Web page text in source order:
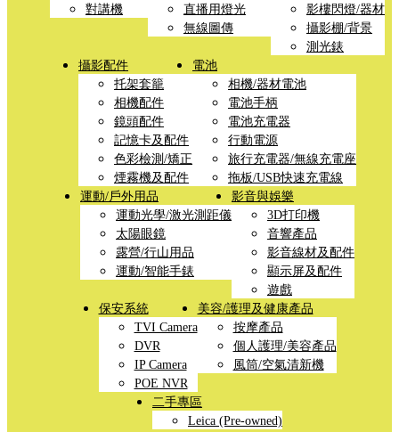
對講機
直播用燈光
無線圖傳
影樓閃燈/器材
攝影棚/背景
測光錶
攝影配件
托架套籠
相機配件
鏡頭配件
記憶卡及配件
色彩檢測/矯正
煙霧機及配件
電池
相機/器材電池
電池手柄
電池充電器
行動電源
旅行充電器/無線充電座
拖板/USB快速充電線
運動/戶外用品
運動光學/激光測距儀
太陽眼鏡
露營/行山用品
運動/智能手錶
影音與娛樂
3D打印機
音響產品
影音線材及配件
顯示屏及配件
遊戲
保安系統
TVI Camera
DVR
IP Camera
POE NVR
美容/護理及健康產品
按摩產品
個人護理/美容產品
風筒/空氣清新機
二手專區
Leica (Pre-owned)